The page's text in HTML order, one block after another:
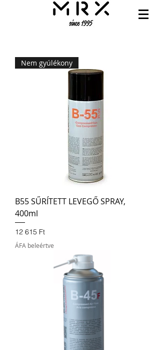
Nem gyúlékony
B55 SŰRÍTETT LEVEGŐ SPRAY,
400ml
Ár
12 615 Ft
ÁFA beleértve